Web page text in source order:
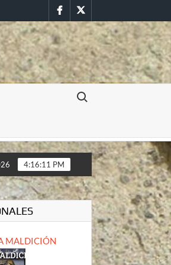
FacebookTwitter
Buscar:
militar en la UAEM (Morelos)
militar en la UAEM (Morelos)
4:16:12 PM
MALDICIÓN